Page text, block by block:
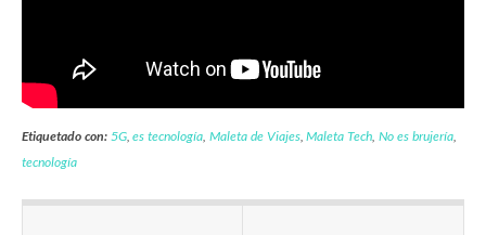
Etiquetado con: 5G,es tecnología,Maleta de Viajes,Maleta Tech,No es brujería,
tecnología